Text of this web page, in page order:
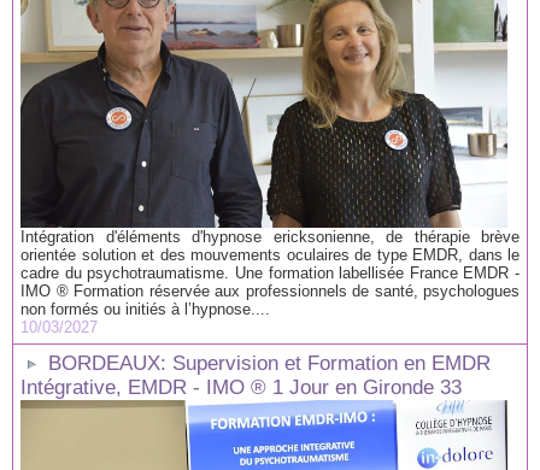
Intégration d'éléments d'hypnose ericksonienne, de thérapie brève
orientée solution et des mouvements oculaires de type EMDR, dans le
cadre du psychotraumatisme. Une formation labellisée France EMDR -
IMO ® Formation réservée aux professionnels de santé, psychologues
non formés ou initiés à l’hypnose....
10/03/2027
BORDEAUX: Supervision et Formation en EMDR
Intégrative, EMDR - IMO ® 1 Jour en Gironde 33